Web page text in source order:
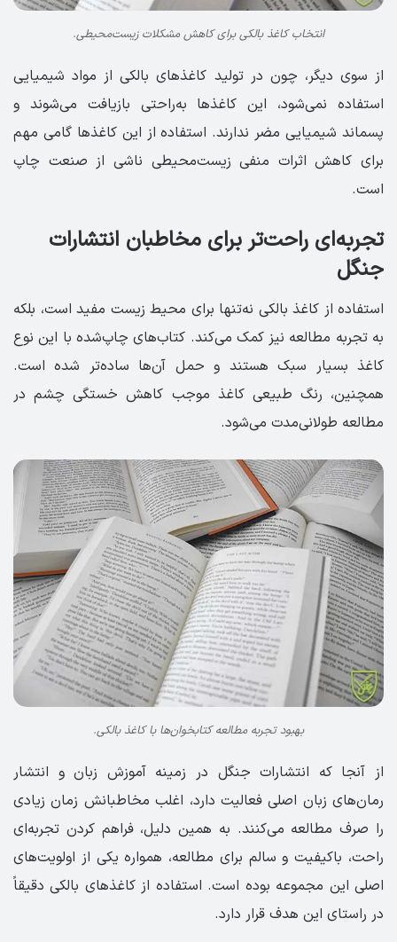
انتخاب کاغذ بالکی برای کاهش مشکلات زیست‌محیطی.
از سوی دیگر، چون در تولید کاغذهای بالکی از مواد شیمیایی
استفاده نمی‌شود، این کاغذها به‌راحتی بازیافت می‌شوند و
پسماند شیمیایی مضر ندارند. استفاده از این کاغذها گامی مهم
برای کاهش اثرات منفی زیست‌محیطی ناشی از صنعت چاپ
است.
تجربه‌ای راحت‌تر برای مخاطبان انتشارات
جنگل
استفاده از کاغذ بالکی نه‌تنها برای محیط زیست مفید است، بلکه
به تجربه مطالعه نیز کمک می‌کند. کتاب‌های چاپ‌شده با این نوع
کاغذ بسیار سبک هستند و حمل آن‌ها ساده‌تر شده است.
همچنین، رنگ طبیعی کاغذ موجب کاهش خستگی چشم در
مطالعه طولانی‌مدت می‌شود.
بهبود تجربه مطالعه کتابخوان‌ها با کاغذ بالکی.
از آنجا که انتشارات جنگل در زمینه آموزش زبان و انتشار
رمان‌های زبان اصلی فعالیت دارد، اغلب مخاطبانش زمان زیادی
را صرف مطالعه می‌کنند. به همین دلیل، فراهم کردن تجربه‌ای
راحت، باکیفیت و سالم برای مطالعه، همواره یکی از اولویت‌های
اصلی این مجموعه بوده است. استفاده از کاغذهای بالکی دقیقاً
در راستای این هدف قرار دارد.